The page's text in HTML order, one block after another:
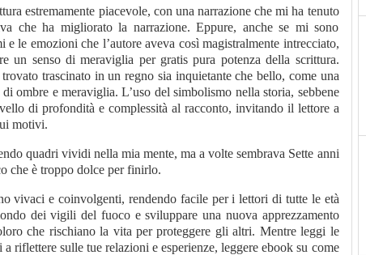
estremamente piacevole, con una narrazione che mi ha tenuto
che ha migliorato la narrazione. Eppure, anche se mi sono
le emozioni che l’autore aveva così magistralmente intrecciato,
un senso di meraviglia per gratis pura potenza della scrittura.
trascinato in un regno sia inquietante che bello, come una
ombre e meraviglia. L’uso del simbolismo nella storia, sebbene
di profondità e complessità al racconto, invitando il lettore a
motivi.
quadri vividi nella mia mente, ma a volte sembrava Sette anni
che è troppo dolce per finirlo.
vivaci e coinvolgenti, rendendo facile per i lettori di tutte le età
dei vigili del fuoco e sviluppare una nuova apprezzamento
che rischiano la vita per proteggere gli altri. Mentre leggi le
riflettere sulle tue relazioni e esperienze, leggere ebook su come